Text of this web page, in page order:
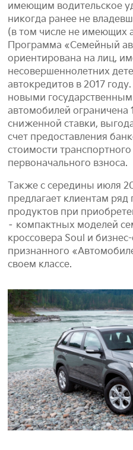
имеющим водительское
никогда ранее не
(в том числе не имеющих
Программа «Семейный
ориентирована на лиц,
несовершеннолетних
автокредитов в 2017
новыми
автомобилей
сниженной ставки,
счет предоставления
стоимости транспортного
первоначального взноса.
Также с середины июля
предлагает клиентам
продуктов при
– компактных моделей
кроссовера Soul и
признанного
своем классе.